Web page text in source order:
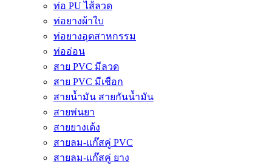
ท่อ PU ไส้ลวด
ท่อยางผ้าใบ
ท่อยางอุตสาหกรรม
ท่ออ่อน
สาย PVC มีลวด
สาย PVC มีเชือก
สายน้ำมัน สายกันน้ำมัน
สายพ่นยา
สายยางเด้ง
สายลม-แก๊สคู่ PVC
สายลม-แก๊สคู่ ยาง